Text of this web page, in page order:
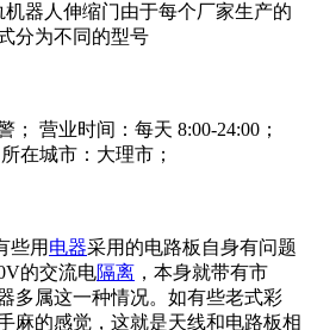
器人伸缩门由于每个厂家生产的
分为不同的型号
营业时间：每天 8:00-24:00；
在城市：大理市；
些用 电器采用的电路板自身有问题
的交流电隔离 ，本身就带有市
多属这一种情况。如有些老式彩
麻的感觉，这就是天线和电路板相